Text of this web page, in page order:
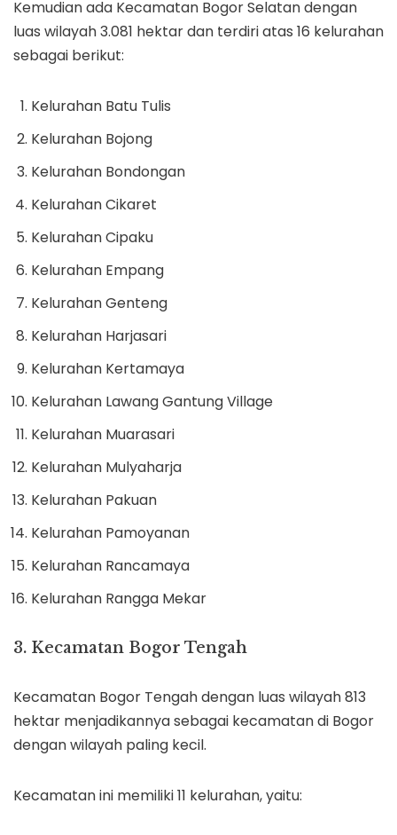
Kemudian ada Kecamatan Bogor Selatan dengan
luas wilayah 3.081 hektar dan terdiri atas 16 kelurahan
sebagai berikut:
Kelurahan Batu Tulis
Kelurahan Bojong
Kelurahan Bondongan
Kelurahan Cikaret
Kelurahan Cipaku
Kelurahan Empang
Kelurahan Genteng
Kelurahan Harjasari
Kelurahan Kertamaya
Kelurahan Lawang Gantung Village
Kelurahan Muarasari
Kelurahan Mulyaharja
Kelurahan Pakuan
Kelurahan Pamoyanan
Kelurahan Rancamaya
Kelurahan Rangga Mekar
3. Kecamatan Bogor Tengah
Kecamatan Bogor Tengah dengan luas wilayah 813
hektar menjadikannya sebagai kecamatan di Bogor
dengan wilayah paling kecil.
Kecamatan ini memiliki 11 kelurahan, yaitu: